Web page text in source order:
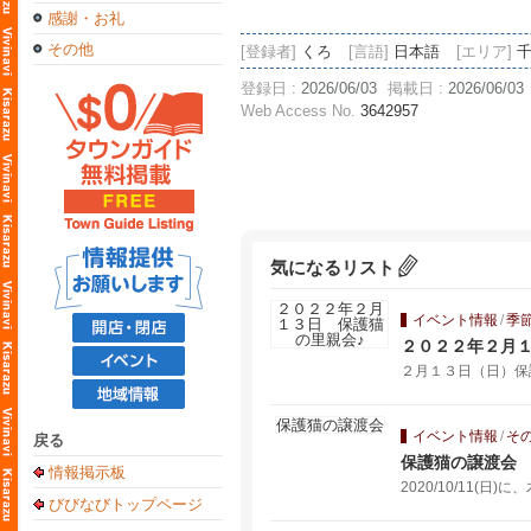
感謝・お礼
その他
戻る
情報掲示板
びびなびトップページ
[登録者] くろ [言語] 日本語 [エリア]
登録日 : 2026/06/03 掲載日 : 2026/06/03
Web Access No. 3642957
気になるリスト
イベント情報 /季
２０２２年２月
２月１３日（日）
イベント情報 / そ
保護猫の譲渡会
2020/10/11(日)に、